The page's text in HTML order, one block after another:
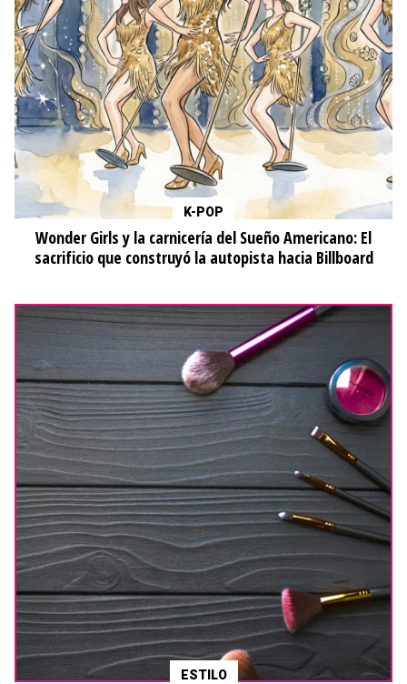
K-POP
Wonder Girls y la carnicería del Sueño Americano: El
sacrificio que construyó la autopista hacia Billboard
ESTILO